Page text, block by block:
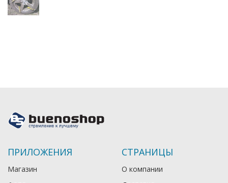
ПРИЛОЖЕНИЯ
Магазин
СТРАНИЦЫ
О компании